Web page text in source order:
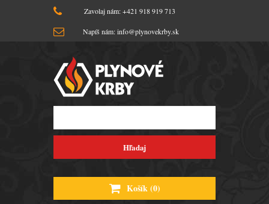
Zavolaj nám: +421 918 919 713
Napíš nám: info@plynovekrby.sk
Hľadaj
Košík(0)